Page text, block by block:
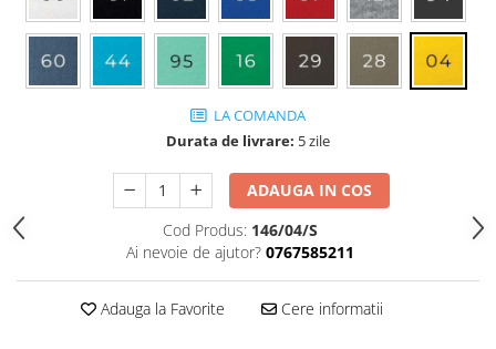
LA COMANDA
Durata de livrare: 5 zile
ADAUGA IN COS
Cod Produs: 146/04/S
Ai nevoie de ajutor? 0767585211
Adauga la Favorite Cere informatii